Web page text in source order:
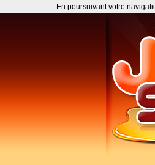
En poursuivant votre